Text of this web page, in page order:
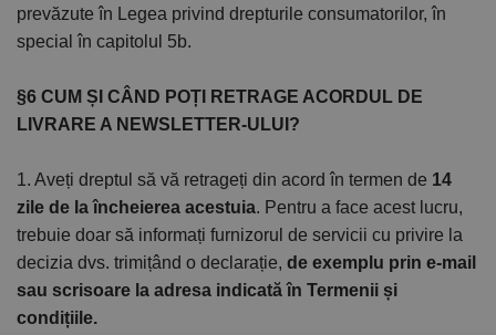
prevăzute în Legea privind drepturile consumatorilor, în
special în capitolul 5b.
§6 CUM ȘI CÂND POȚI RETRAGE ACORDUL DE
LIVRARE A NEWSLETTER-ULUI?
1. Aveți dreptul să vă retrageți din acord în termen de 14
zile de la încheierea acestuia. Pentru a face acest lucru,
trebuie doar să informați furnizorul de servicii cu privire la
decizia dvs. trimițând o declarație, de exemplu prin e-mail
sau scrisoare la adresa indicată în Termenii și
condițiile.